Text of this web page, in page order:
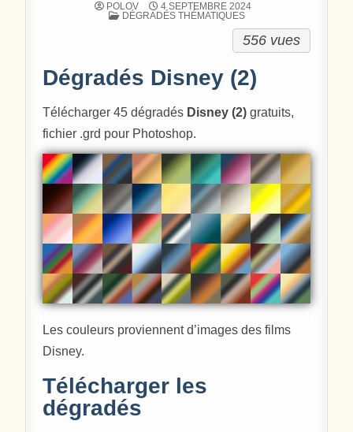
POLOV 4 SEPTEMBRE 2024
POSTÉ DANS
DÉGRADÉS THÉMATIQUES
556 vues
Dégradés Disney (2)
Télécharger 45 dégradés Disney (2) gratuits,
fichier .grd pour Photoshop.
Les couleurs proviennent d’images des films
Disney.
Télécharger les
dégradés